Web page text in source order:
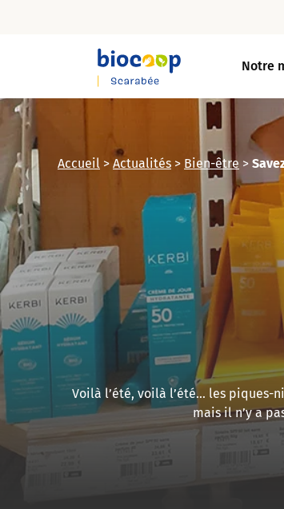
content
Notre
Accueil > Actualités > Bien-être >
Voilà l’été, voilà l’été… les piques-
mais il n’y a